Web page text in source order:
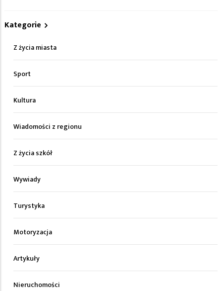
Kategorie
Z życia miasta
Sport
Kultura
Wiadomości z regionu
Z życia szkół
Wywiady
Turystyka
Motoryzacja
Artykuły
Nieruchomości